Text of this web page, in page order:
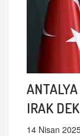
IRAK
14 Nisan